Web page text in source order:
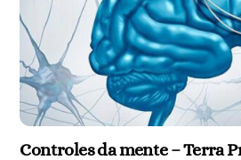
Controles da mente – Terra